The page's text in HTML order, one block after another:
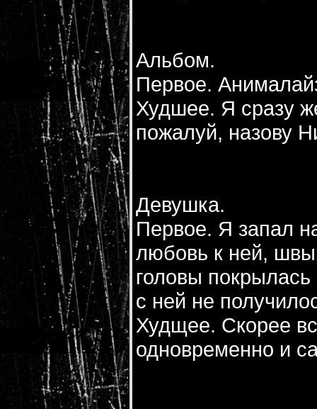
Альбом.
Первое.
Худшее. Я сразу
пожалуй, назову
Девушка.
Первое. Я запал
любовь к ней,
головы
с ней не
Худщее. Скорее
одновременно и